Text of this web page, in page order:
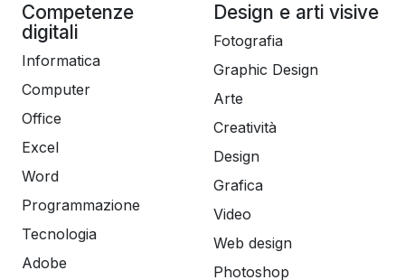
Competenze
digitali
Informatica
Computer
Office
Excel
Word
Programmazione
Tecnologia
Adobe
Design e arti visive
Fotografia
Graphic Design
Arte
Creatività
Design
Grafica
Video
Web design
Photoshop